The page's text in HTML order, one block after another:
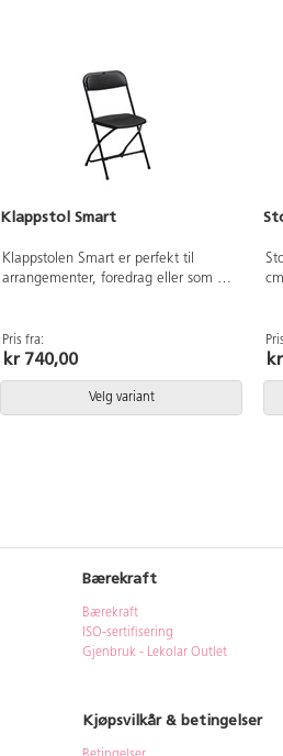
Klappstol Smart
Klappstolen Smart er perfekt til
arrangementer, foredrag eller som en
vanntett og UV-behandlet. Sete og
rygg i slitesterk polypropylenplast.
lagring og transport finnes på art nr
138614.
Pris fra:
kr 740,00
Velg variant
Bærekraft
Bærekraft
ISO-sertifisering
Gjenbruk - Lekolar Outlet
Kjøpsvilkår & betingelser